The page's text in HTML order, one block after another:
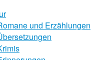
und Erzählungen